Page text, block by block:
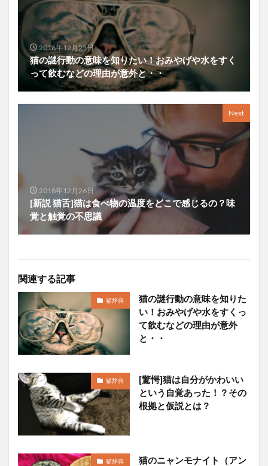
2018年12月25日
猫の謎行動の意味を知りたい！おみやげや水をすく
って飲むなどの理由が意外と・・
Next
2018年12月26日
[新説 猫舌]猫は食べ物の温度をどこで感じるの？味
覚と触覚の不思議
関連する記事
猫辞典
猫の謎行動の意味を知りた
い！おみやげや水をすくっ
て飲むなどの理由が意外
と・・
猫辞典
[驚愕]猫は自分がかわいい
という自覚あった！？その
根拠と仮説とは？
猫辞典
猫のニャンモナイト（アン